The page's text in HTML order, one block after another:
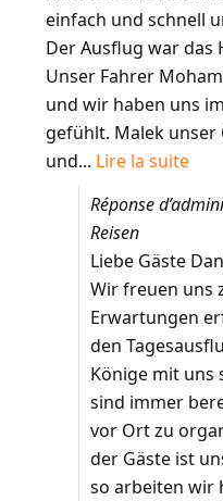
einfach und schnell
Der Ausflug war das
Unser Fahrer
und wir haben uns
gefühlt. Malek unser
und... Lire la suite
Réponse
Reisen
Liebe Gäste
Wir freuen uns
Erwartungen
den
Könige mit uns
sind immer
vor Ort zu
der Gäste ist
so arbeiten wir